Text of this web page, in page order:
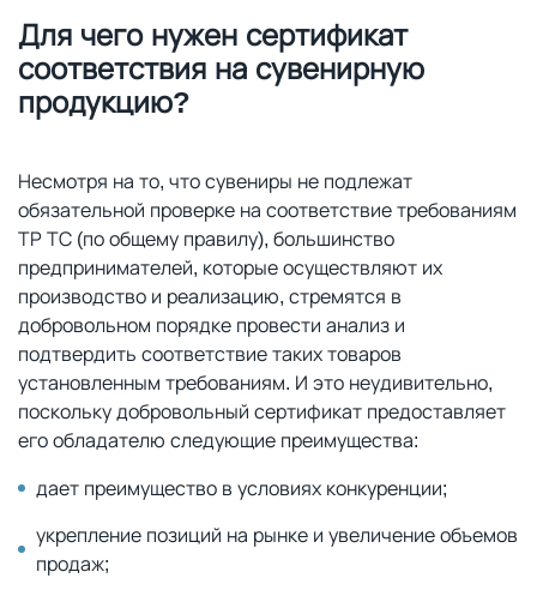
Для чего нужен сертификат
соответствия на сувенирную
продукцию?
Несмотря на то, что сувениры не подлежат
обязательной проверке на соответствие требованиям
ТР ТС (по общему правилу), большинство
предпринимателей, которые осуществляют их
производство и реализацию, стремятся в
добровольном порядке провести анализ и
подтвердить соответствие таких товаров
установленным требованиям. И это неудивительно,
поскольку добровольный сертификат предоставляет
его обладателю следующие преимущества:
дает преимущество в условиях конкуренции;
укрепление позиций на рынке и увеличение объемов
продаж;